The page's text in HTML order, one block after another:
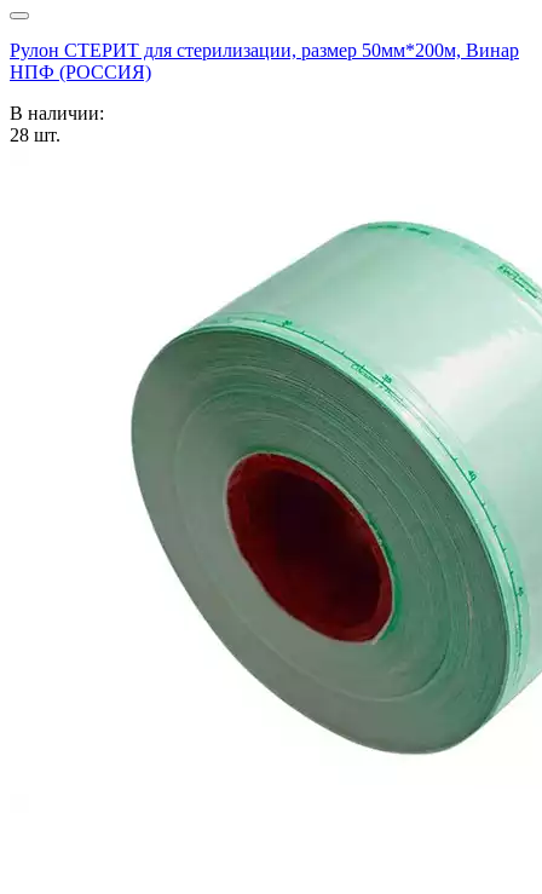
Рулон СТЕРИТ для стерилизации, размер 50мм*200м, Винар
НПФ (РОССИЯ)
В наличии:
28 шт.